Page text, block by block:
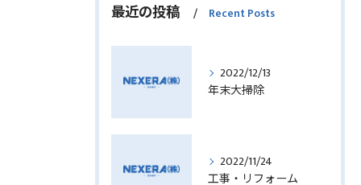
最近の投稿 Recent Posts
2022/12/13
年末大掃除
2022/11/24
工事・リフォーム